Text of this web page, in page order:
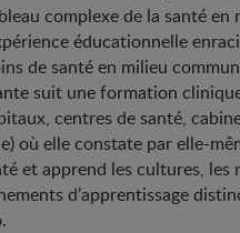
complexe de la santé en
éducationnelle
de santé en milieu
suit une formation
centres de santé,
où elle constate par elle-
et apprend les cultures, les
d’apprentissage